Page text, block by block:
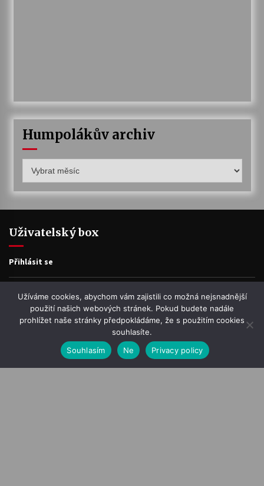
Humpolákův archiv
archiv
Uživatelský box
Přihlásit se
Zdroj kanálů (příspěvky)
Kanál komentářů
Česká lokalizace
Užíváme cookies, abychom vám zajistili co možná nejsnadnější
použití našich webových stránek. Pokud budete nadále
prohlížet naše stránky předpokládáme, že s použitím cookies
souhlasíte.
Souhlasím
Ne Privacy policy